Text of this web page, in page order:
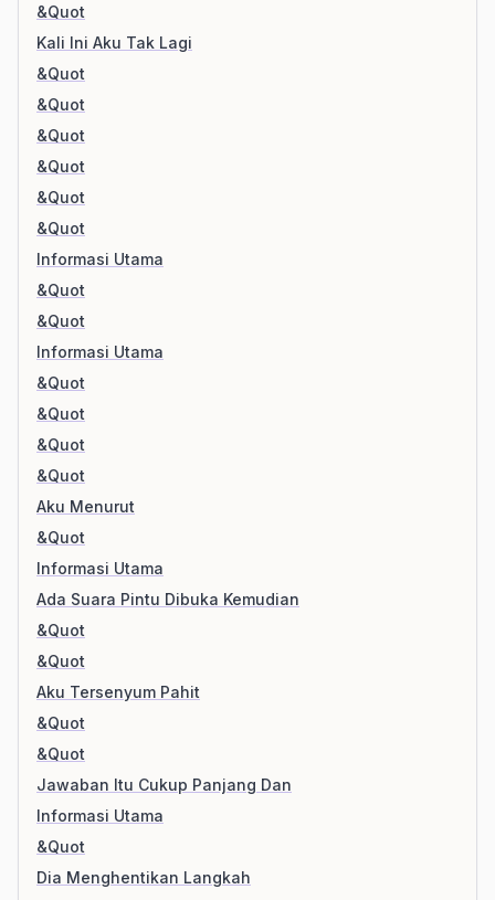
&Quot
Kali Ini Aku Tak Lagi
&Quot
&Quot
&Quot
&Quot
&Quot
&Quot
Informasi Utama
&Quot
&Quot
Informasi Utama
&Quot
&Quot
&Quot
&Quot
Aku Menurut
&Quot
Informasi Utama
Ada Suara Pintu Dibuka Kemudian
&Quot
&Quot
Aku Tersenyum Pahit
&Quot
&Quot
Jawaban Itu Cukup Panjang Dan
Informasi Utama
&Quot
Dia Menghentikan Langkah